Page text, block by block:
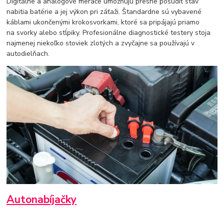
nabitia batérie a jej výkon pri záťaži. Štandardne sú vybavené
káblami ukončenými krokosvorkami, ktoré sa pripájajú priamo
na svorky alebo stĺpiky. Profesionálne diagnostické testery stoja
najmenej niekoľko stoviek zlotých a zvyčajne sa používajú v
autodielňach.
Autonabíjačky